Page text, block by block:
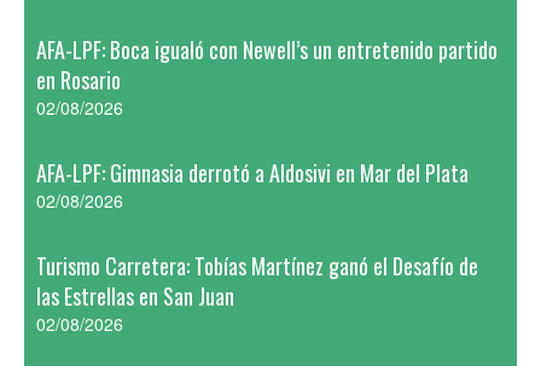
AFA-LPF: Boca igualó con Newell’s un entretenido partido
en Rosario
02/08/2026
AFA-LPF: Gimnasia derrotó a Aldosivi en Mar del Plata
02/08/2026
Turismo Carretera: Tobías Martínez ganó el Desafío de
las Estrellas en San Juan
02/08/2026